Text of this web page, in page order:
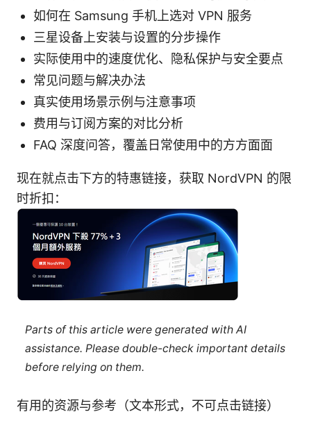
如何在 Samsung 手机上选对 VPN 服务
三星设备上安装与设置的分步操作
实际使用中的速度优化、隐私保护与安全要点
常见问题与解决办法
真实使用场景示例与注意事项
费用与订阅方案的对比分析
FAQ 深度问答，覆盖日常使用中的方方面面
现在就点击下方的特惠链接，获取 NordVPN 的限
时折扣：
Parts of this article were generated with AI
assistance. Please double-check important details
before relying on them.
有用的资源与参考（文本形式，不可点击链接）